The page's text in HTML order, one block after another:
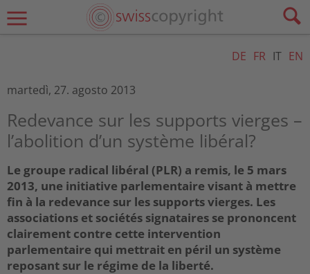
DE FR IT EN
martedì, 27. agosto 2013
Redevance sur les supports vierges –
l’abolition d’un système libéral?
Le groupe radical libéral (PLR) a remis, le 5 mars
2013, une initiative parlementaire visant à mettre
fin à la redevance sur les supports vierges. Les
associations et sociétés signataires se prononcent
clairement contre cette intervention
parlementaire qui mettrait en péril un système
reposant sur le régime de la liberté.